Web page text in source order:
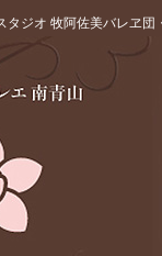
ジオ 牧阿佐美バレヱ